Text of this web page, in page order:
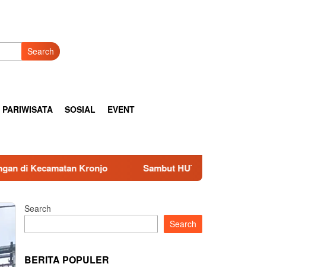
Search
PARIWISATA SOSIAL EVENT
Sambut HUT RI ke-81, RSUD Kota Tangerang Gelar Bhakti Sosial
Search
Search
BERITA POPULER